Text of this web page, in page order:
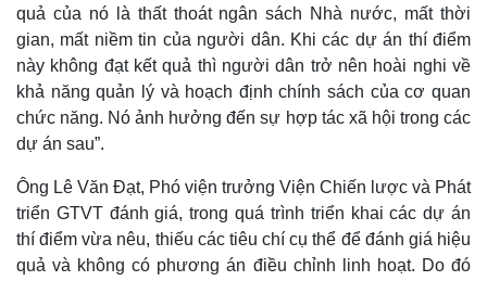
quả của nó là thất thoát ngân sách Nhà nước, mất thời
gian, mất niềm tin của người dân. Khi các dự án thí điểm
này không đạt kết quả thì người dân trở nên hoài nghi về
khả năng quản lý và hoạch định chính sách của cơ quan
chức năng. Nó ảnh hưởng đến sự hợp tác xã hội trong các
dự án sau”.
Ông Lê Văn Đạt, Phó viện trưởng Viện Chiến lược và Phát
triển GTVT đánh giá, trong quá trình triển khai các dự án
thí điểm vừa nêu, thiếu các tiêu chí cụ thể để đánh giá hiệu
quả và không có phương án điều chỉnh linh hoạt. Do đó